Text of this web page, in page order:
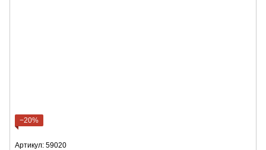
−20%
Артикул: 59020